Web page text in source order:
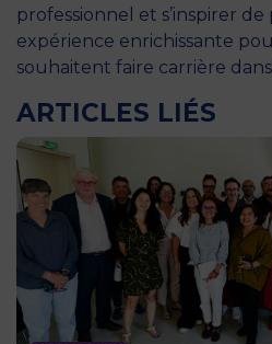
professionnel et s’inspirer
expérience enrichissante
souhaitent faire carrière
ARTICLES LIÉS